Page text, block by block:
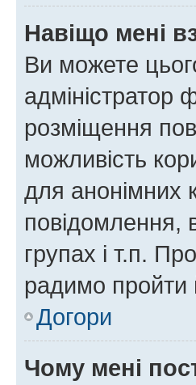
Навіщо мені
Ви можете
адміністратор
розміщення
можливість
для анонімних
повідомлення,
групах і т.п.
радимо пройти
Догори
Чому мені